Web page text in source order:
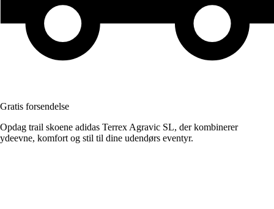
Gratis forsendelse
Opdag trail skoene adidas Terrex Agravic SL, der kombinerer
ydeevne, komfort og stil til dine udendørs eventyr.